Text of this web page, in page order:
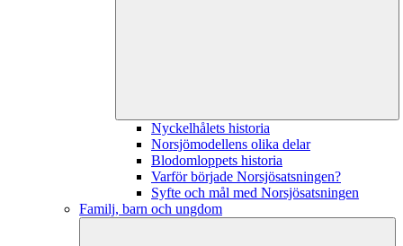
Nyckelhålets historia
Norsjömodellens olika delar
Blodomloppets historia
Varför började Norsjösatsningen?
Syfte och mål med Norsjösatsningen
Familj, barn och ungdom